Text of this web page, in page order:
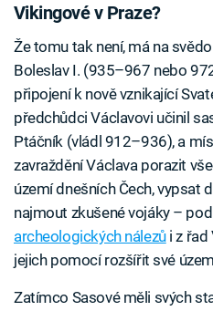
Vikingové v Praze?
Že tomu tak není, má na
Boleslav I. (935–967 nebo
připojení k nově vznikající
předchůdci Václavovi učinil
Ptáčník (vládl 912–936), a
zavraždění Václava porazit
území dnešních Čech, vypsat
najmout zkušené vojáky –
archeologických nálezůi z řad
jejich pomocí rozšířit své
Zatímco Sasové měli svých